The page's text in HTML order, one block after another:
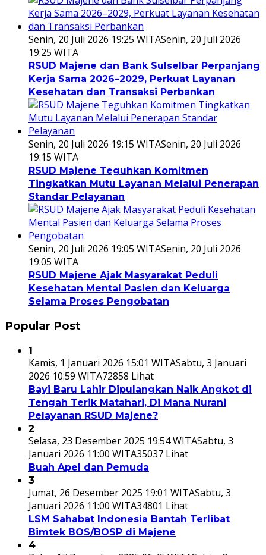
Senin, 20 Juli 2026 19:25 WITASenin, 20 Juli 2026
19:25 WITA
RSUD Majene dan Bank Sulselbar Perpanjang
Kerja Sama 2026–2029, Perkuat Layanan
Kesehatan dan Transaksi Perbankan
Senin, 20 Juli 2026 19:15 WITASenin, 20 Juli 2026
19:15 WITA
RSUD Majene Teguhkan Komitmen
Tingkatkan Mutu Layanan Melalui Penerapan
Standar Pelayanan
Senin, 20 Juli 2026 19:05 WITASenin, 20 Juli 2026
19:05 WITA
RSUD Majene Ajak Masyarakat Peduli
Kesehatan Mental Pasien dan Keluarga
Selama Proses Pengobatan
Popular Post
1
Kamis, 1 Januari 2026 15:01 WITASabtu, 3 Januari
2026 10:59 WITA72858 Lihat
Bayi Baru Lahir Dipulangkan Naik Angkot di
Tengah Terik Matahari, Di Mana Nurani
Pelayanan RSUD Majene?
2
Selasa, 23 Desember 2025 19:54 WITASabtu, 3
Januari 2026 11:00 WITA35037 Lihat
Buah Apel dan Pemuda
3
Jumat, 26 Desember 2025 19:01 WITASabtu, 3
Januari 2026 11:00 WITA34801 Lihat
LSM Sahabat Indonesia Bantah Terlibat
Bimtek BOS/BOSP di Majene
4